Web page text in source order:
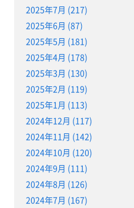
2025年7月 (217)
2025年6月 (87)
2025年5月 (181)
2025年4月 (178)
2025年3月 (130)
2025年2月 (119)
2025年1月 (113)
2024年12月 (117)
2024年11月 (142)
2024年10月 (120)
2024年9月 (111)
2024年8月 (126)
2024年7月 (167)